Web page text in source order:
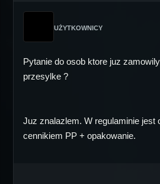
UŻYTKOWNICY
Pytanie do osob ktore juz
przesylke ?
Juz znalazlem. W regulaminie jest
cennikiem PP + opakowanie.